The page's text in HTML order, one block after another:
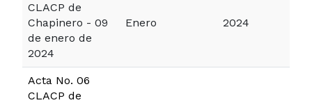
CLACP de
Chapinero - 09
de enero de
2024
Enero 2024
Acta No. 06
CLACP de